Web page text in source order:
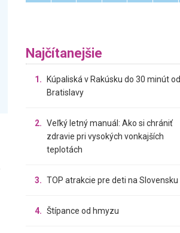
Najčítanejšie
1.
Kúpaliská v Rakúsku do 30 minút od
Bratislavy
2. Veľký letný manuál: Ako si chrániť
zdravie pri vysokých vonkajších
teplotách
3. TOP atrakcie pre deti na Slovensku
4. Štípance od hmyzu